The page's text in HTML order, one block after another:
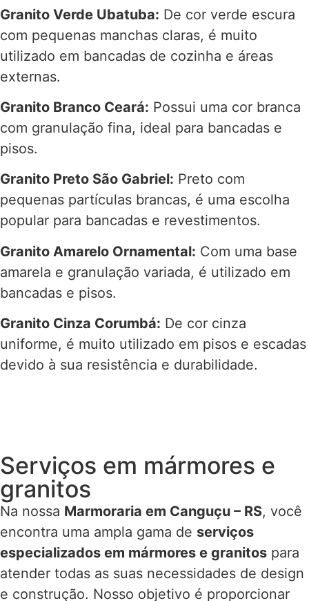
Granito Verde Ubatuba: De cor verde escura
com pequenas manchas claras, é muito
utilizado em bancadas de cozinha e áreas
externas.
Granito Branco Ceará: Possui uma cor branca
com granulação fina, ideal para bancadas e
pisos.
Granito Preto São Gabriel: Preto com
pequenas partículas brancas, é uma escolha
popular para bancadas e revestimentos.
Granito Amarelo Ornamental: Com uma base
amarela e granulação variada, é utilizado em
bancadas e pisos.
Granito Cinza Corumbá: De cor cinza
uniforme, é muito utilizado em pisos e escadas
devido à sua resistência e durabilidade.
Serviços em mármores e
granitos
Na nossa Marmoraria em Canguçu – RS, você
encontra uma ampla gama de serviços
especializados em mármores e granitos para
atender todas as suas necessidades de design
e construção. Nosso objetivo é proporcionar